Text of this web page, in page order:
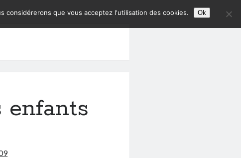
enfants
considérerons que vous acceptez l'utilisation des cookies. Ok